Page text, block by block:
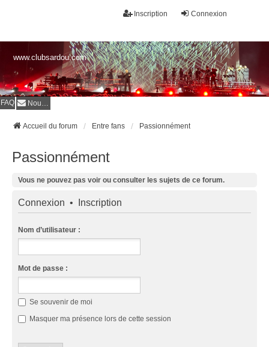
Connexion
Inscription
www.clubsardou.com
FAQ Nous contacter
Accueil du forum Entre fans Passionnément
Passionnément
Vous ne pouvez pas voir ou consulter les sujets de ce forum.
Connexion • Inscription
Nom d’utilisateur :
Mot de passe :
Se souvenir de moi
Masquer ma présence lors de cette session